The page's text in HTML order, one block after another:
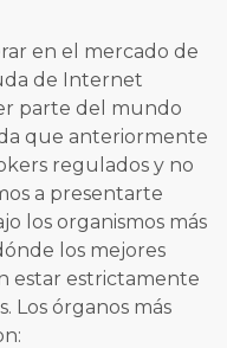
en el mercado de
de Internet
parte del mundo
que anteriormente
regulados y no
a presentarte
los organismos más
los mejores
estar estrictamente
Los órganos más